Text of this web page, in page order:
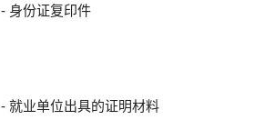
- 身份证复印件
- 就业单位出具的证明材料